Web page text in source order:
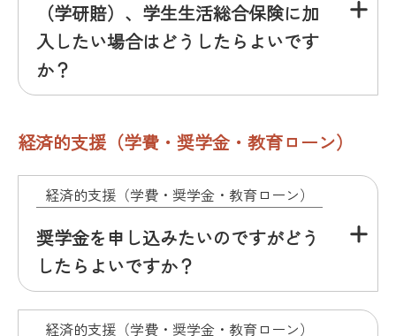
（学研賠）、学生生活総合保険に加
入したい場合はどうしたらよいです
か？
経済的支援（学費・奨学金・教育ローン）
経済的支援（学費・奨学金・教育ローン）
奨学金を申し込みたいのですがどう
したらよいですか？
経済的支援（学費・奨学金・教育ローン）